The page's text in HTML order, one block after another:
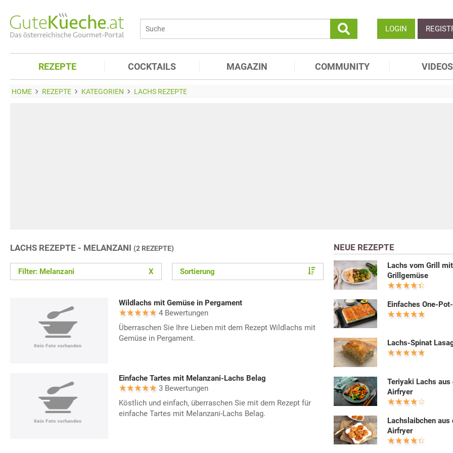
LOGIN
REZEPTE COCKTAILS MAGAZIN COMMUNITY VIDEOS
HOME REZEPTE KATEGORIEN LACHS REZEPTE
LACHS REZEPTE - MELANZANI (2 REZEPTE)
Filter: Melanzani X Sortierung
Wildlachs mit Gemüse in Pergament
4 Bewertungen
Überraschen Sie Ihre Lieben mit dem Rezept Wildlachs mit
Gemüse in Pergament.
Einfache Tartes mit Melanzani-Lachs Belag
3 Bewertungen
Köstlich und einfach, überraschen Sie mit dem Rezept für
einfache Tartes mit Melanzani-Lachs Belag.
NEUE REZEPTE
Lachs vom Grill mit
Grillgemüse
Einfaches One-
Lachs-Spinat
Teriyaki Lachs aus
Airfryer
Lachslaibchen aus
Airfryer